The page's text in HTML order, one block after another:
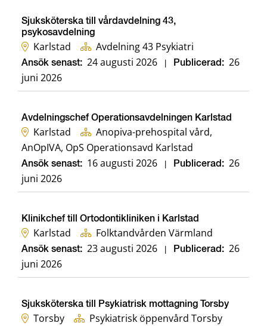
Sjuksköterska till vårdavdelning 43,
psykosavdelning
Karlstad Avdelning 43 Psykiatri
Ansök senast: 24 augusti 2026 Publicerad: 26
juni 2026
Avdelningschef Operationsavdelningen Karlstad
Karlstad
Anopiva-prehospital vård,
AnOpIVA, OpS Operationsavd Karlstad
Ansök senast: 16 augusti 2026 Publicerad: 26
juni 2026
Klinikchef till Ortodontikliniken i Karlstad
Karlstad Folktandvården Värmland
Ansök senast: 23 augusti 2026 Publicerad: 26
juni 2026
Sjuksköterska till Psykiatrisk mottagning Torsby
Torsby Psykiatrisk öppenvård Torsby